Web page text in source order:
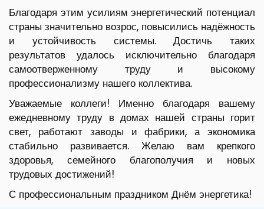
Благодаря этим усилиям энергетический потенциал
страны значительно возрос, повысились надёжность
и устойчивость системы. Достичь таких
результатов удалось исключительно благодаря
самоотверженному труду и высокому
профессионализму нашего коллектива.
Уважаемые коллеги! Именно благодаря вашему
ежедневному труду в домах нашей страны горит
свет, работают заводы и фабрики, а экономика
стабильно развивается. Желаю вам крепкого
здоровья, семейного благополучия и новых
трудовых достижений!
С профессиональным праздником Днём энергетика!